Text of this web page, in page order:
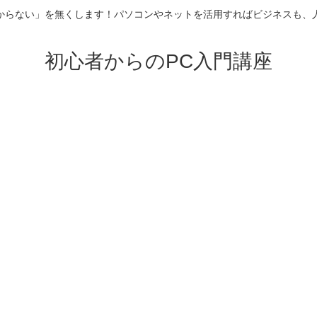
らない」を無くします！パソコンやネットを活用すればビジネスも、
初心者からのPC入門講座